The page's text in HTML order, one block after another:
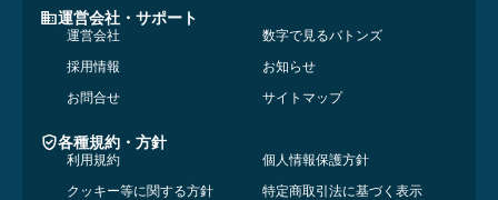
運営会社・サポート
運営会社
数字で見るバトンズ
採用情報
お知らせ
お問合せ
サイトマップ
各種規約・方針
利用規約
個人情報保護方針
クッキー等に関する方針
特定商取引法に基づく表示